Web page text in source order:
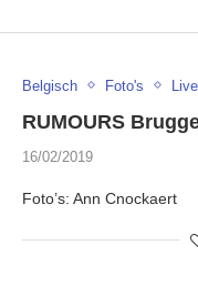
Belgisch Foto's Live
RUMOURS
16/02/2019
Foto’s: Ann Cnockaert